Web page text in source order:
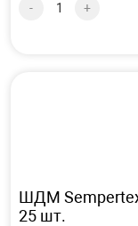
- +
ШДМ
25 шт.